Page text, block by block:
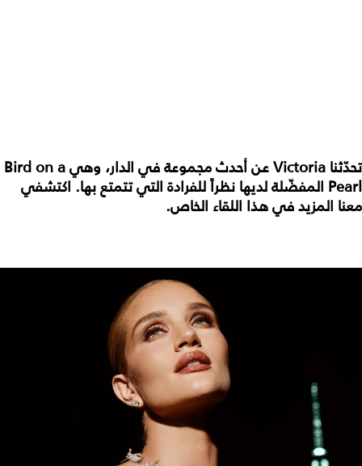
تحدّثنا Victoria عن أحدث مجموعة في الدار، وهي Bird on a
Pearl المفضّلة لديها نظراً للفرادة التي تتمتع بها. اكتشفي
معنا المزيد في هذا اللقاء الخاص.